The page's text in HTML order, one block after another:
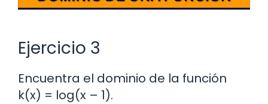
Ejercicio 3
Encuentra el dominio de la función
k(x) = log(x – 1).